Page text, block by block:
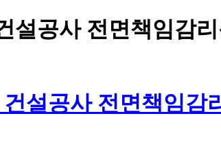
설공사 전면책임감